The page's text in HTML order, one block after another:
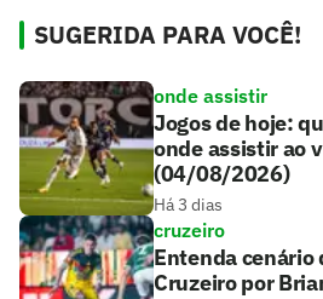
SUGERIDA PARA VOCÊ!
onde assistir
Jogos de hoje:
onde assistir ao
(04/08/2026)
Há 3 dias
cruzeiro
Entenda cenário
Cruzeiro por